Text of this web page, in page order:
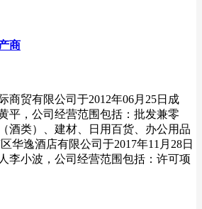
商
商贸有限公司于2012年06月25日成
平，公司经营范围包括：批发兼零
酒类）、建材、日用百货、办公用品
华逸酒店有限公司于2017年11月28日
李小波，公司经营范围包括：许可项